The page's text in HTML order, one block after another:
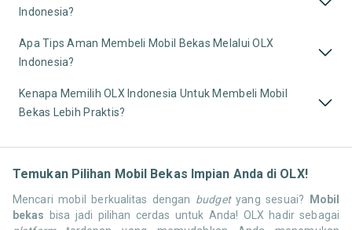
Indonesia?
Apa Tips Aman Membeli Mobil Bekas Melalui OLX
Indonesia?
Kenapa Memilih OLX Indonesia Untuk Membeli Mobil
Bekas Lebih Praktis?
Temukan Pilihan Mobil Bekas Impian Anda di OLX!
Mencari mobil berkualitas dengan budgetyang sesuai? Mobil
bekas bisa jadi pilihan cerdas untuk Anda! OLX hadir sebagai